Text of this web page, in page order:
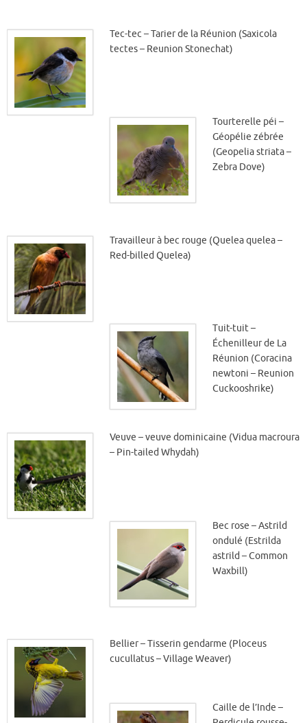
Tec-tec – Tarier de la Réunion (Saxicola
tectes – Reunion Stonechat)
Tourterelle péi –
Géopélie zébrée
(Geopelia striata –
Zebra Dove)
Travailleur à bec rouge (Quelea quelea –
Red-billed Quelea)
Tuit-tuit –
Échenilleur de La
Réunion (Coracina
newtoni – Reunion
Cuckooshrike)
Veuve – veuve dominicaine (Vidua macroura
– Pin-tailed Whydah)
Bec rose – Astrild
ondulé (Estrilda
astrild – Common
Waxbill)
Bellier – Tisserin gendarme (Ploceus
cucullatus – Village Weaver)
Caille de l’Inde –